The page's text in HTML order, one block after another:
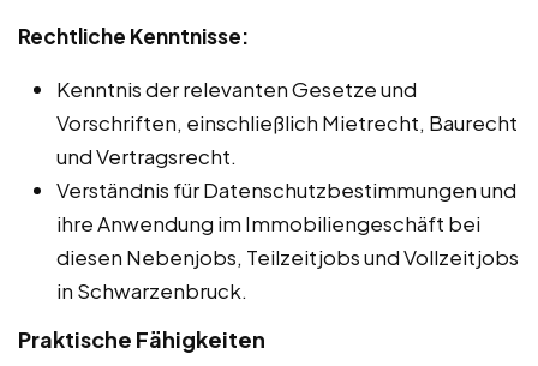
Rechtliche Kenntnisse:
Kenntnis der relevanten Gesetze und
Vorschriften, einschließlich Mietrecht, Baurecht
und Vertragsrecht.
Verständnis für Datenschutzbestimmungen und
ihre Anwendung im Immobiliengeschäft bei
diesen Nebenjobs, Teilzeitjobs und Vollzeitjobs
in Schwarzenbruck.
Praktische Fähigkeiten